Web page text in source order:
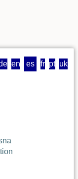
en es fr pt uk